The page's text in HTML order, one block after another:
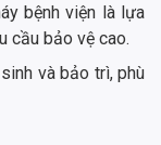
bệnh viện là lựa
cầu bảo vệ cao.
và bảo trì, phù